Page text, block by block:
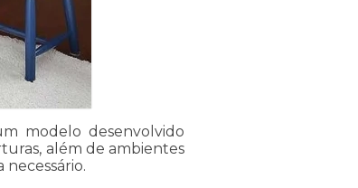
modelo desenvolvido
além de ambientes